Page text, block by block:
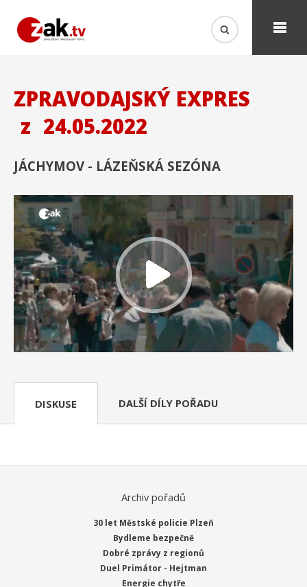
ZPRAVODAJSKÝ EXPRES
z 24.05.2022
JÁCHYMOV - LÁZEŇSKÁ SEZÓNA
DISKUSE DALŠÍ DÍLY POŘADU
Archiv pořadů
30 let Městské policie Plzeň
Bydleme bezpečně
Dobré zprávy z regionů
Duel Primátor - Hejtman
Energie chytře